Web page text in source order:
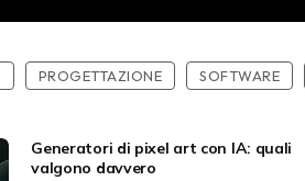
PROGETTAZIONE SOFTWARE
Generatori di pixel art con IA: quali
valgono davvero